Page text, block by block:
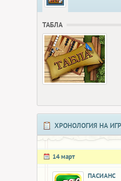
ТАБЛА
ХРОНОЛОГИЯ НА
14 март
ПАСИАНС